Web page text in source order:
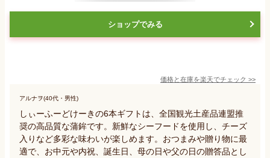
ショップでみる
価格と在庫を楽天でチェック >>
アルナヲ(40代・男性)
しぃーふーどけーきの6本ギフトは、全国観光土産品連盟推
奨の高品質な蒲鉾です。新鮮なシーフードを使用し、チーズ
入りなど多彩な味わいが楽しめます。おつまみや贈り物に最
適で、お中元や内祝、誕生日、母の日や父の日の贈答品とし